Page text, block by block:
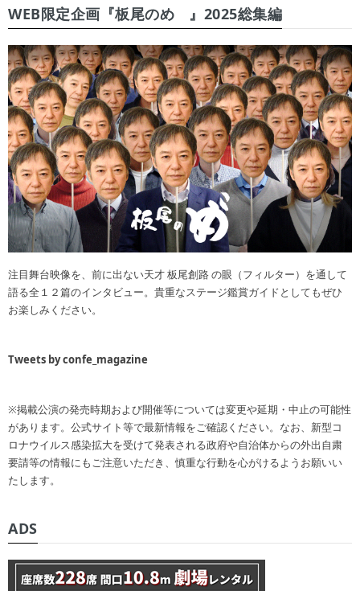
WEB限定企画『板尾のめ゙』2025総集編
注目舞台映像を、前に出ない天才 板尾創路 の眼（フィルター）を通して
語る全１２篇のインタビュー。貴重なステージ鑑賞ガイドとしてもぜひ
お楽しみください。
Tweets by confe_magazine
※掲載公演の発売時期および開催等については変更や延期・中止の可能性
があります。公式サイト等で最新情報をご確認ください。なお、新型コ
ロナウイルス感染拡大を受けて発表される政府や自治体からの外出自粛
要請等の情報にもご注意いただき、慎重な行動を心がけるようお願いい
たします。
ADS